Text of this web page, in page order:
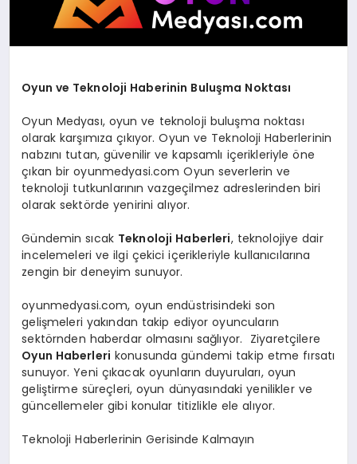
MAGAZİN
Oyun ve Teknoloji Haberinin Buluşma Noktası
Oyun Medyası, oyun ve teknoloji buluşma noktası
olarak karşımıza çıkıyor. Oyun ve Teknoloji Haberlerinin
nabzını tutan, güvenilir ve kapsamlı içerikleriyle öne
çıkan bir oyunmedyasi.com Oyun severlerin ve
teknoloji tutkunlarının vazgeçilmez adreslerinden biri
olarak sektörde yenirini alıyor.
Gündemin sıcak Teknoloji Haberleri, teknolojiye dair
incelemeleri ve ilgi çekici içerikleriyle kullanıcılarına
zengin bir deneyim sunuyor.
oyunmedyasi.com, oyun endüstrisindeki son
gelişmeleri yakından takip ediyor oyuncuların
sektörnden haberdar olmasını sağlıyor. Ziyaretçilere
Oyun Haberleri konusunda gündemi takip etme fırsatı
sunuyor. Yeni çıkacak oyunların duyuruları, oyun
geliştirme süreçleri, oyun dünyasındaki yenilikler ve
güncellemeler gibi konular titizlikle ele alıyor.
Teknoloji Haberlerinin Gerisinde Kalmayın